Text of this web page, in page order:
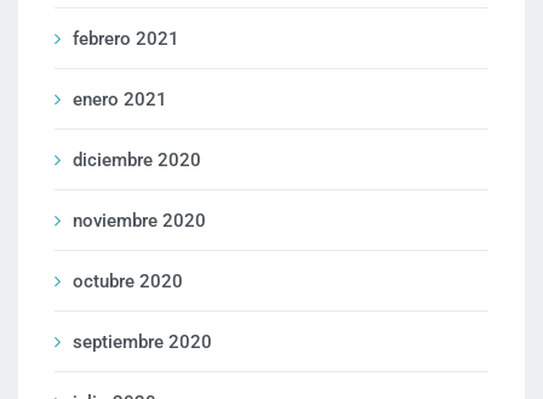
febrero 2021
enero 2021
diciembre 2020
noviembre 2020
octubre 2020
septiembre 2020